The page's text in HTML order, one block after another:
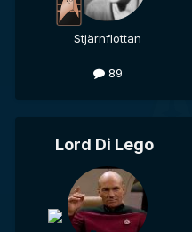
Stjärnflottan
89
Lord Di Lego